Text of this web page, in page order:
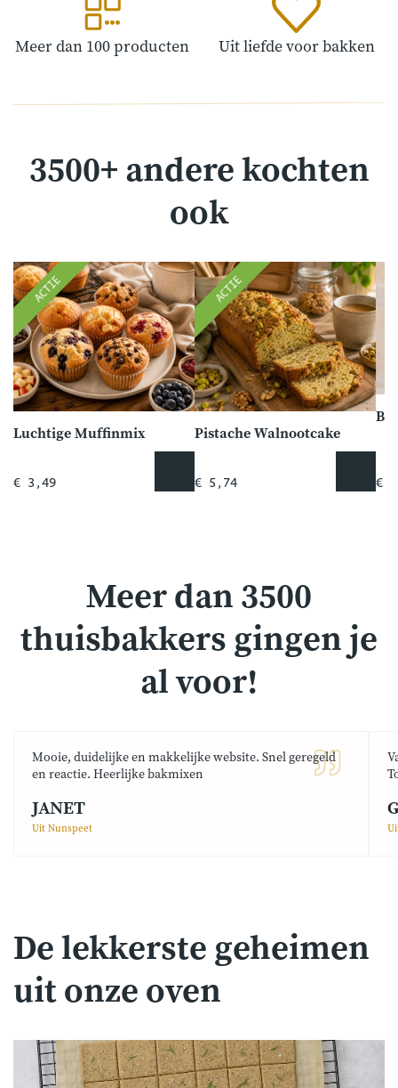
Meer dan 100 producten Uit liefde voor bakken
3500+ andere kochten
ook
ACTIE
Luchtige Muffinmix
€ 3,49
ACTIE
Pistache Walnootcake
€ 5,74 €
Meer dan 3500
thuisbakkers gingen je
al voor!
Mooie, duidelijke en makkelijke website. Snel geregeld
en reactie. Heerlijke bakmixen
JANET
Uit Nunspeet
De lekkerste geheimen
uit onze oven